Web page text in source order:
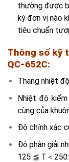
thường được
kỳ đơn vị nào
tiêu chuẩn
Thông số kỹ
QC-652C:
Thang nhiệt
Nhiệt độ
cùng của
Độ chính xác
Độ phân giải
125 ≦ T＜